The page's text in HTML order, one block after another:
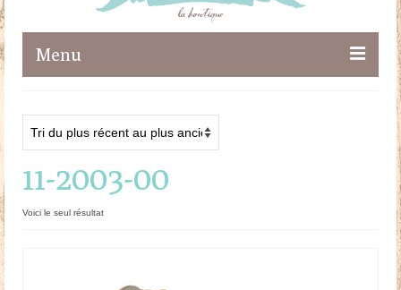
Menu
Maileg
Poupées
Doudous
11-2003-00
Voici le seul résultat